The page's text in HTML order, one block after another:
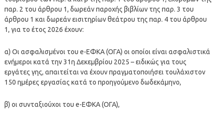
παρ. 2 του άρθρου 1, δωρεάν παροχής βιβλίων της παρ. 3 του
άρθρου 1 και δωρεάν εισιτηρίων θεάτρου της παρ. 4 του άρθρου
1, για το έτος 2026 έχουν:
α) Οι ασφαλισμένοι του e-ΕΦΚΑ (ΟΓΑ) οι οποίοι είναι ασφαλιστικά
ενήμεροι κατά την 31η Δεκεμβρίου 2025 – ειδικώς για τους
εργάτες γης, απαιτείται να έχουν πραγματοποιήσει τουλάχιστον
150 ημέρες εργασίας κατά το προηγούμενο δωδεκάμηνο,
β) οι συνταξιούχοι του e-ΕΦΚΑ (ΟΓΑ),